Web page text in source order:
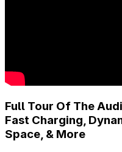
Full Tour Of The
Fast Charging,
Space, & More